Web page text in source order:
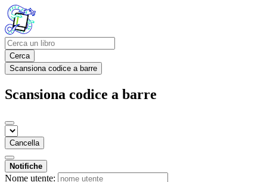
Cerca
Scansiona codice a barre
Scansiona codice a barre
Cancella
Notifiche
Nome utente: